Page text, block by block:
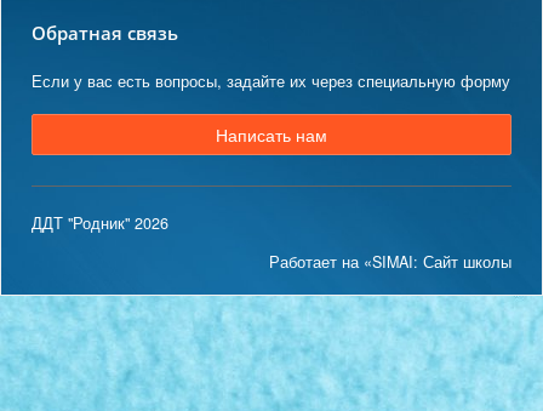
Обратная связь
Если у вас есть вопросы, задайте их через специальную форму
Написать нам
ДДТ "Родник" 2026
Работает на «SIMAI: Сайт школы